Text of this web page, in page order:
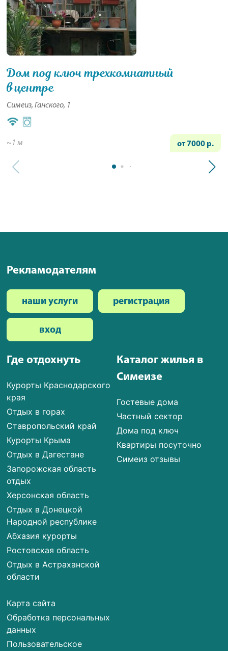
Дом под ключ трехкомнатный
в центре
Симеиз, Ганского, 1
~1 м от 7000 р.
Где отдохнуть
Курорты Краснодарского
края
Отдых в горах
Ставропольский край
Курорты Крыма
Отдых в Дагестане
Запорожская область
отдых
Херсонская область
Отдых в Донецкой
Народной республике
Абхазия курорты
Ростовская область
Отдых в Астраханской
области
Карта сайта
Обработка персональных
данных
Пользовательское
Каталог жилья в
Симеизе
Гостевые дома
Частный сектор
Дома под ключ
Квартиры посуточно
Симеиз отзывы
Рекламодателям
наши услуги регистрация
вход